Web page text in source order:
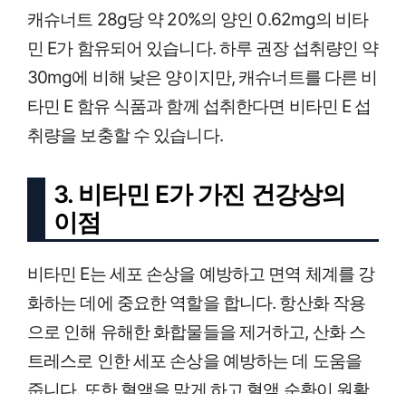
캐슈너트 28g당 약 20%의 양인 0.62mg의 비타
민 E가 함유되어 있습니다. 하루 권장 섭취량인 약
30mg에 비해 낮은 양이지만, 캐슈너트를 다른 비
타민 E 함유 식품과 함께 섭취한다면 비타민 E 섭
취량을 보충할 수 있습니다.
3. 비타민 E가 가진 건강상의
이점
비타민 E는 세포 손상을 예방하고 면역 체계를 강
화하는 데에 중요한 역할을 합니다. 항산화 작용
으로 인해 유해한 화합물들을 제거하고, 산화 스
트레스로 인한 세포 손상을 예방하는 데 도움을
줍니다. 또한 혈액을 맑게 하고 혈액 순환이 원활